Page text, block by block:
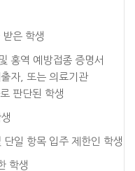
은 학생
홍역 예방접종 증명서
자, 또는 의료기관
판단된 학생
일 항목 입주 제한인 학생
학생